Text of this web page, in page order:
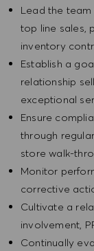
Lead the
top line sales,
inventory
Establish a
relationship
exceptional
Ensure
through
store walk-
Monitor
corrective
Cultivate a
involvement,
Continually